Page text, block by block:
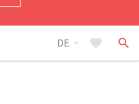
DE arrow_drop_down favorite search